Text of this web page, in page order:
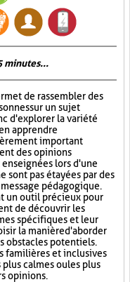
minutes...
de rassembler des
sur un sujet
d'explorer la variété
apprendre
important
des opinions
lors d'une
sont pas étayées par des
pédagogique.
un outil précieux pour
de découvrir les
spécifiques et leur
la manière d'aborder
obstacles potentiels.
familières et inclusives
calmes ou les plus
opinions.